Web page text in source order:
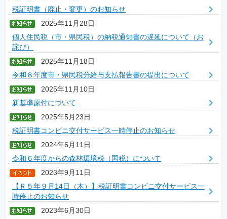
税証明書（廃止・変更）のお知らせ
2025年11月28日
個人住民税（市・県民税）の納税通知書の遅延について（お
詫び）
2025年11月18日
令和８年度市・県民税分給与支払報告書の提出について
2025年11月10日
新基準原付について
2025年5月23日
税証明書コンビニ交付サービス一時停止のお知らせ
2024年6月11日
令和６年度からの森林環境税（国税）について
2023年9月11日
【Ｒ５年９月14日（木）】税証明書コンビニ交付サービス一
時停止のお知らせ
2023年6月30日